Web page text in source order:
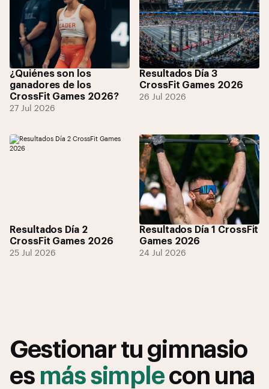
¿Quiénes son los
ganadores de los
CrossFit Games 2026?
27 Jul 2026
Resultados Día 3
CrossFit Games 2026
26 Jul 2026
Resultados Día 2
CrossFit Games 2026
25 Jul 2026
Resultados Día 1 CrossFit
Games 2026
24 Jul 2026
Gestionar tu gimnasio
es más simplecon una